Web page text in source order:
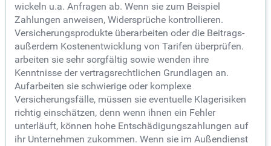
wickeln u.a. Anfragen ab. Wenn sie zum Beispiel
Zahlungen anweisen, Widersprüche kontrollieren.
Versicherungsprodukte überarbeiten oder die Beitrags-
außerdem Kostenentwicklung von Tarifen überprüfen.
arbeiten sie sehr sorgfältig sowie wenden ihre
Kenntnisse der vertragsrechtlichen Grundlagen an.
Aufarbeiten sie schwierige oder komplexe
Versicherungsfälle, müssen sie eventuelle Klagerisiken
richtig einschätzen, denn wenn ihnen ein Fehler
unterläuft, können hohe Entschädigungszahlungen auf
ihr Unternehmen zukommen. Wenn sie im Außendienst